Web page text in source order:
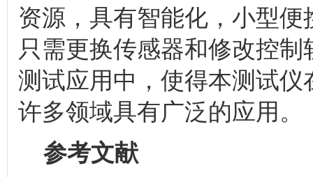
资源，具有智能化，小型
只需更换传感器和修改控
测试应用中，使得本测试
许多领域具有广泛的应用
参考文献